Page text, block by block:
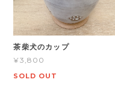
茶柴犬のカップ
¥3,800
SOLD OUT